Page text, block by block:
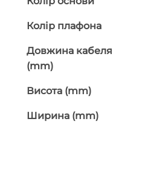
Колір плафона
Довжина кабеля
(mm)
Висота (mm)
Ширина (mm)